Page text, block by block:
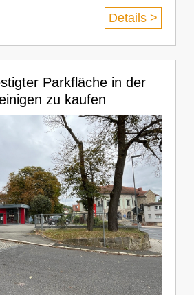
Details >
Parkfläche in der
zu kaufen